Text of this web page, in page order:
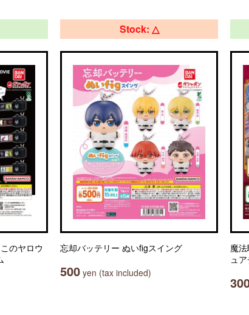
のヤロウ
Stock: △
忘却バッテリー ぬいfigスイング
500 yen (tax included)
魔
ュ